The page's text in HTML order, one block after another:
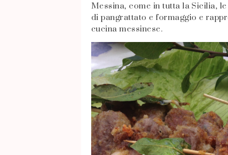
Messina, come in tutta la Sicilia,
di pangrattato e formaggio e
cucina messinese.